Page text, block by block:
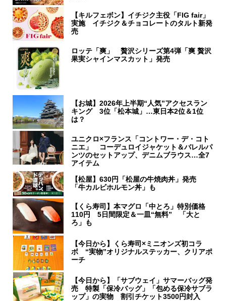
【キルフェボン】イチジク主役「FIG fair」
実施 イチジク＆チョコレートのタルト新発
売
ロッテ「爽」 贅沢シリーズ第4弾「爽 贅沢
果実シャインマスカット」発売
【お城】2026年上半期“人気”アクセスラン
キング 3位「松本城」…東日本2位＆1位
は？
ユニクロ×フランス「コントワー・デ・コト
ニエ」 コーデュロイジャケット＆バレルパ
ンツのセットアップ、デニムブラウス…全7
アイテム
【松屋】630円「松屋の牛焼肉丼」発売
「牛カルビホルモン丼」も
【くら寿司】本マグロ「中とろ」特別価格
110円 5日間限定＆一皿“無料” 「大と
ろ」も
【今日から】くら寿司×ミニオンズ初コラ
ボ “実物”オリジナルステッカー、クリアポ
ーチ
【今日から】「サブウェイ」サマーバッグ発
売 特製「保冷バッグ」「包める保冷サブラ
ップ」の実物 割引チケット3500円封入